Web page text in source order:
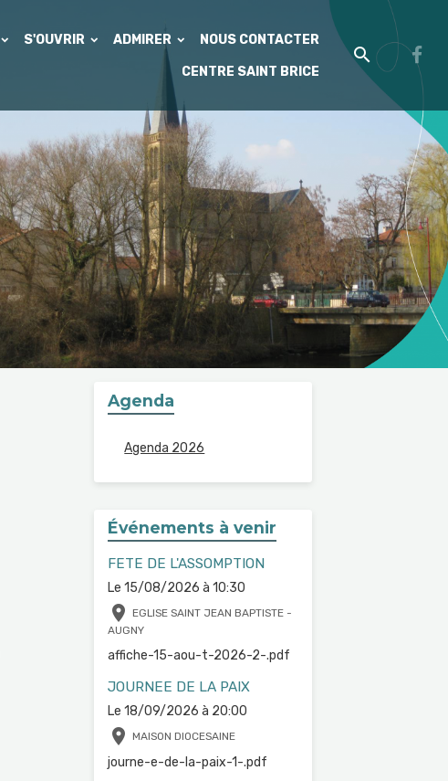
S'OUVRIR ADMIRER NOUS CONTACTER
CENTRE SAINT BRICE
Agenda
Agenda 2026
Événements à venir
FETE DE L'ASSOMPTION
Le 15/08/2026 à 10:30
EGLISE SAINT JEAN BAPTISTE -
AUGNY
affiche-15-aou-t-2026-2-.pdf
JOURNEE DE LA PAIX
Le 18/09/2026 à 20:00
MAISON DIOCESAINE
journe-e-de-la-paix-1-.pdf